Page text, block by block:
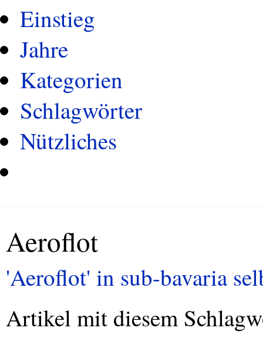
Einstieg
Jahre
Kategorien
Schlagwörter
Nützliches
Aeroflot
'Aeroflot' in sub-bavaria
Artikel mit diesem